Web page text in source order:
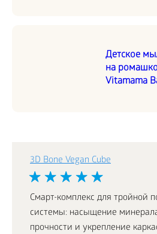
Детское
на
Vitamama
3D Bone Vegan Cube
Смарт-комплекс для тройной
системы: насыщение
прочности и укрепление